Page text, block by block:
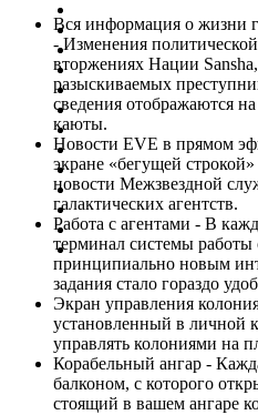
Вся информация о жизни
- Изменения
вторжениях Нации
разыскиваемых
сведения отображаются
каюты.
Новости EVE в прямом
экране «бегущей
новости Межзвездной
галактических агентств.
Работа с агентами - В
терминал системы
принципиально новым
задания стало гораздо
Экран управления
установленный в личной
управлять колониями на
Корабельный ангар -
балконом, с которого
стоящий в вашем ангаре